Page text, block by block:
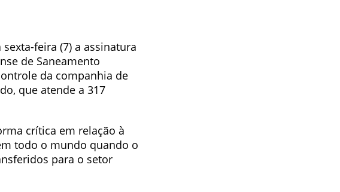
feira (7) a assinatura
de Saneamento
da companhia de
que atende a 317
crítica em relação à
todo o mundo quando o
para o setor